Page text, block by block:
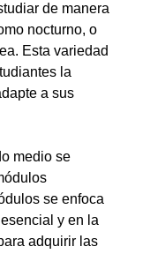
de manera
nocturno, o
Esta variedad
la
a sus
medio se
se enfoca
y en la
adquirir las